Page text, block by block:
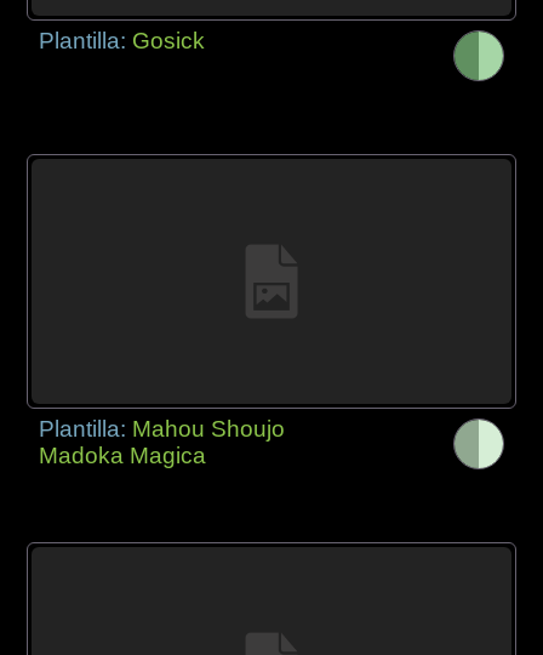
Plantilla: Gosick
Plantilla: Mahou Shoujo
Madoka Magica